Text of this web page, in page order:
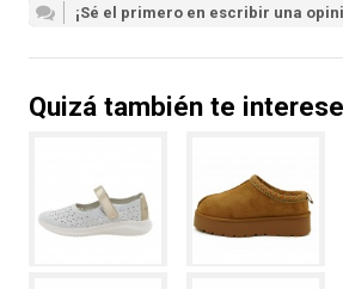
¡Sé el primero en escribir una
Quizá también te